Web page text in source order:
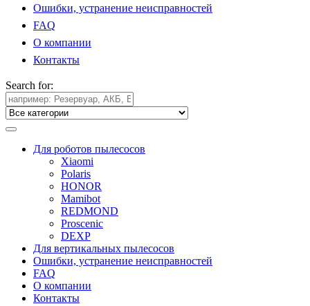
Ошибки, устранение неисправностей
FAQ
О компании
Контакты
Search for:
Для роботов пылесосов
Xiaomi
Polaris
HONOR
Mamibot
REDMOND
Proscenic
DEXP
Для вертикальных пылесосов
Ошибки, устранение неисправностей
FAQ
О компании
Контакты